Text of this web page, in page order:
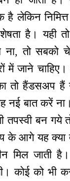
लेकिन निमित्त
है। यही
ना, तो सबको
में जाने
तो हैंडसअप हैं
नई बात करें ना।
तपस्वी बन गये
के आगे यह
मिल जाती
कोई को भी